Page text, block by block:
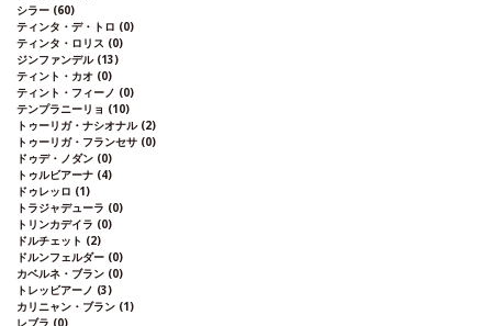
シラー (60)
ティンタ・デ・トロ (0)
ティンタ・ロリス (0)
ジンファンデル (13)
ティント・カオ (0)
ティント・フィーノ (0)
テンプラニーリョ (10)
トゥーリガ・ナシオナル (2)
トゥーリガ・フランセサ (0)
ドゥデ・ノダン (0)
トゥルビアーナ (4)
ドゥレッロ (1)
トラジャデューラ (0)
トリンカデイラ (0)
ドルチェット (2)
ドルンフェルダー (0)
カベルネ・ブラン (0)
トレッビアーノ (3)
カリニャン・ブラン (1)
レブラ (0)